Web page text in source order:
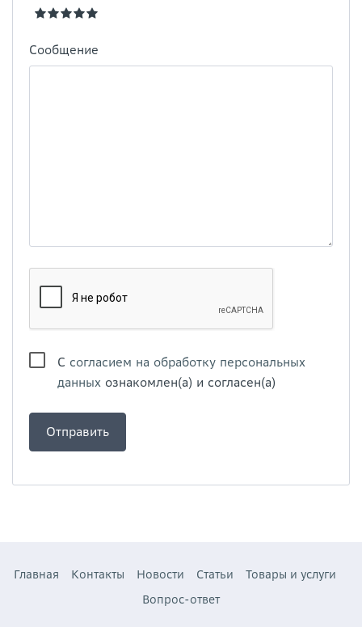
Сообщение
С согласием на обработку персональных
данных ознакомлен(а) и согласен(а)
Главная Контакты Новости Статьи
Товары и услуги
Вопрос-ответ